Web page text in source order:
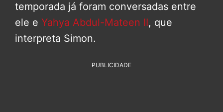
temporada já foram conversadas entre
ele e Yahya Abdul-Mateen II, que
interpreta Simon.
PUBLICIDADE